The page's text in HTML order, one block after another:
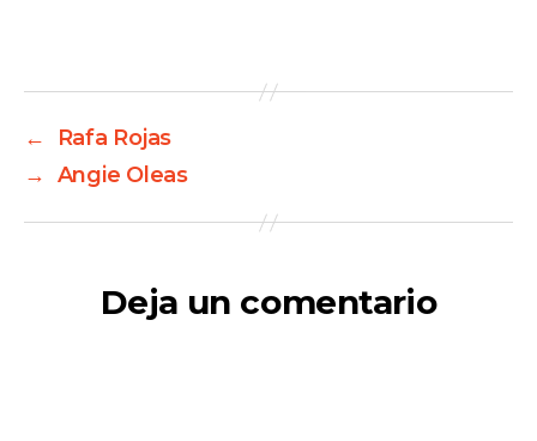
←
Rafa Rojas
→ Angie Oleas
Deja un comentario